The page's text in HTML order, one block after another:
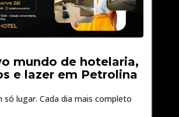
mundo de hotelaria,
e lazer em Petrolina
só lugar. Cada dia mais completo